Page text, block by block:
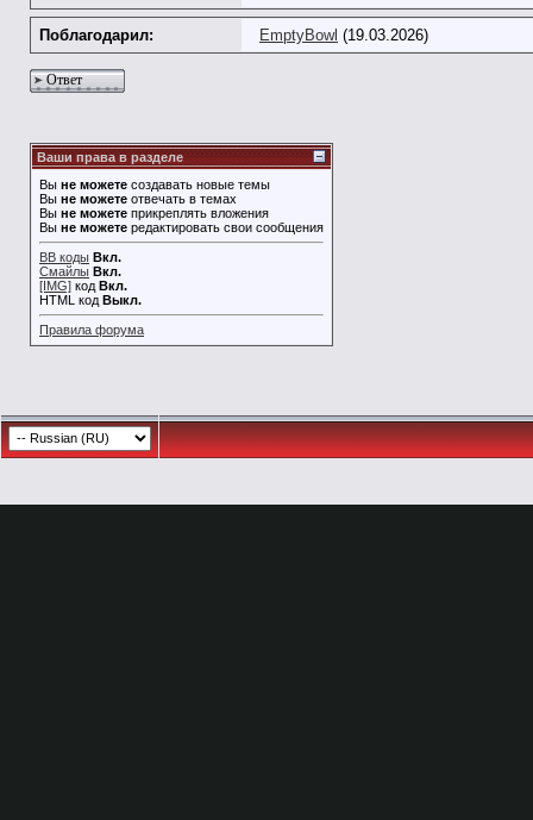
Поблагодарил: EmptyBowl (19.03.2026)
Ответ
Ваши права в разделе
Вы не можете создавать новые темы
Вы не можете отвечать в темах
Вы не можете прикреплять вложения
Вы не можете редактировать свои сообщения
BB коды Вкл.
Смайлы Вкл.
[IMG] код Вкл.
HTML код Выкл.
Правила форума